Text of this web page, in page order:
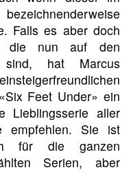
Falls es aber doch
die nun auf den
sind, hat Marcus
Feet Under» ein
Lieblingsserie aller
Sie ist
für die ganzen
Serien, aber